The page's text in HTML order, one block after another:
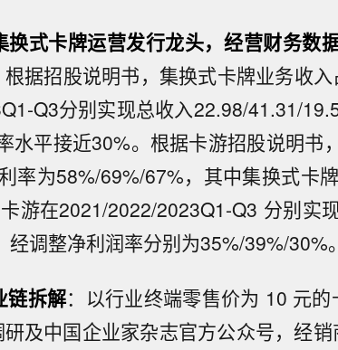
换式卡牌运营发行龙头，经营财务数
根据招股说明书，集换式卡牌业务收
Q3分别实现总收入22.98/41.31/
水平接近30%。根据卡游招股说明书
率为58%/69%/67%，其中集换式卡
游在2021/2022/2023Q1-Q3 分别实
经调整净利润率分别为35%/39%/30%。
链拆解：以行业终端零售价为 10 元的
及中国企业家杂志官方公众号，经